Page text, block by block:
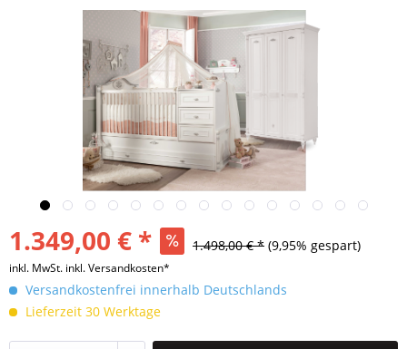
1.349,00 € * 1.498,00 € * (9,95% gespart)
inkl. MwSt. inkl. Versandkosten*
Versandkostenfrei innerhalb Deutschlands
Lieferzeit 30 Werktage